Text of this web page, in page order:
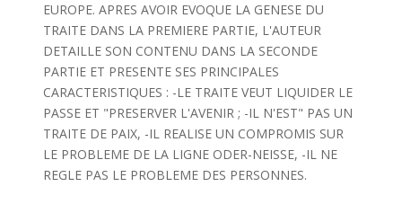
EUROPE. APRES AVOIR EVOQUE LA GENESE DU
TRAITE DANS LA PREMIERE PARTIE, L'AUTEUR
DETAILLE SON CONTENU DANS LA SECONDE
PARTIE ET PRESENTE SES PRINCIPALES
CARACTERISTIQUES : -LE TRAITE VEUT LIQUIDER LE
PASSE ET "PRESERVER L'AVENIR ; -IL N'EST" PAS UN
TRAITE DE PAIX, -IL REALISE UN COMPROMIS SUR
LE PROBLEME DE LA LIGNE ODER-NEISSE, -IL NE
REGLE PAS LE PROBLEME DES PERSONNES.